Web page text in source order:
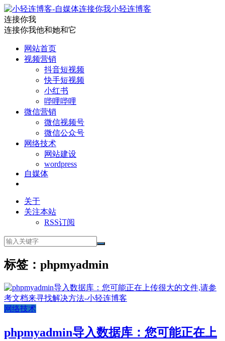
小轻连博客
连接你我
连接你我他和她和它
网站首页
视频营销
抖音短视频
快手短视频
小红书
哔哩哔哩
微信营销
微信视频号
微信公众号
网络技术
网站建设
wordpress
自媒体
关于
关注本站
RSS订阅
标签：phpmyadmin
网络技术
phpmyadmin导入数据库：您可能正在上